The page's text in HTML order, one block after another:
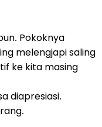
Pokoknya
melengjapi saling
ke kita masing
diapresiasi.